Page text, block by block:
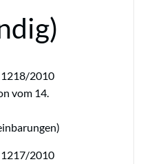
1218/2010
vom 14.
1217/2010